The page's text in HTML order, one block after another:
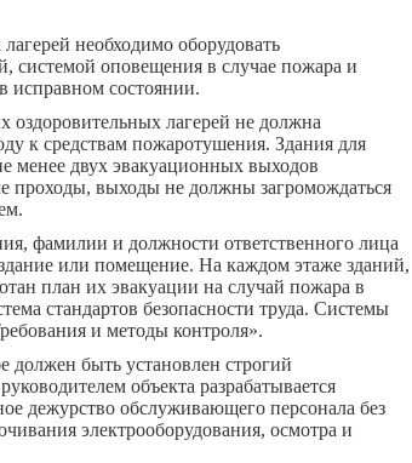
необходимо оборудовать
системой оповещения в случае пожара и
исправном состоянии.
оздоровительных лагерей не должна
к средствам пожаротушения. Здания для
менее двух эвакуационных выходов
проходы, выходы не должны загромождаться
фамилии и должности ответственного лица
или помещение. На каждом этаже зданий,
план их эвакуации на случай пожара в
стандартов безопасности труда. Системы
и методы контроля».
должен быть установлен строгий
объекта разрабатывается
дежурство обслуживающего персонала без
электрооборудования, осмотра и